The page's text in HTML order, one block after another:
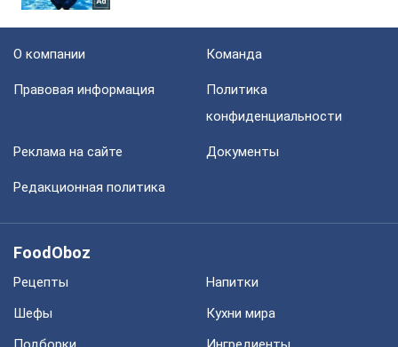
О компании Команда
Правовая информация
Политика
конфиденциальности
Реклама на сайте Документы
Редакционная политика
FoodOboz
Рецепты
Напитки
Шефы
Кухни мира